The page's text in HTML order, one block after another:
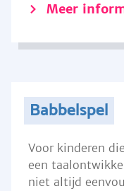
Meer
Babbelspel
Voor kinderen
een
niet altijd